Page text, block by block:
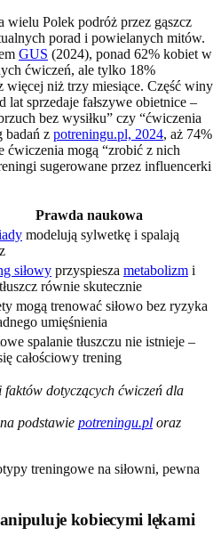
wielu Polek podróż przez gąszcz
porad i powielanych mitów.
GUS (2024), ponad 62% kobiet w
ćwiczeń, ale tylko 18%
więcej niż trzy miesiące. Część winy
lat sprzedaje fałszywe obietnice –
bez wysiłku” czy “ćwiczenia
badań z potreningu.pl, 2024, aż 74%
ćwiczenia mogą “zrobić z nich
sugerowane przez influencerki
Prawda naukowa
modelują sylwetkę i spalają
siłowy przyspiesza metabolizm i
równie skutecznie
mogą trenować siłowo bez ryzyka
umięśnienia
spalanie tłuszczu nie istnieje –
całościowy trening
dotyczących ćwiczeń dla
podstawie potreningu.pl oraz
kobiecymi lękami